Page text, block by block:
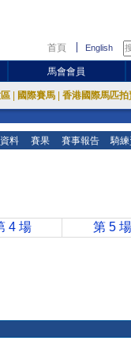
首頁 English
馬會會員
國際賽馬 香港國際馬匹拍
料 賽果 賽事報告 騎練
4 場 第 5 場